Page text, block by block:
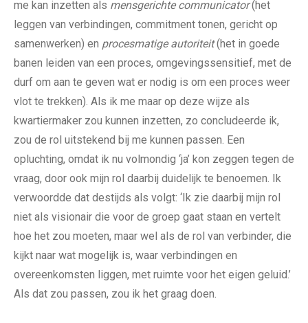
me kan inzetten als mensgerichte communicator(het
leggen van verbindingen, commitment tonen, gericht op
samenwerken) en procesmatige autoriteit(het in goede
banen leiden van een proces, omgevingssensitief, met de
durf om aan te geven wat er nodig is om een proces weer
vlot te trekken). Als ik me maar op deze wijze als
kwartiermaker zou kunnen inzetten, zo concludeerde ik,
zou de rol uitstekend bij me kunnen passen. Een
opluchting, omdat ik nu volmondig ‘ja’ kon zeggen tegen de
vraag, door ook mijn rol daarbij duidelijk te benoemen. Ik
verwoordde dat destijds als volgt: ‘Ik zie daarbij mijn rol
niet als visionair die voor de groep gaat staan en vertelt
hoe het zou moeten, maar wel als de rol van verbinder, die
kijkt naar wat mogelijk is, waar verbindingen en
overeenkomsten liggen, met ruimte voor het eigen geluid.’
Als dat zou passen, zou ik het graag doen.